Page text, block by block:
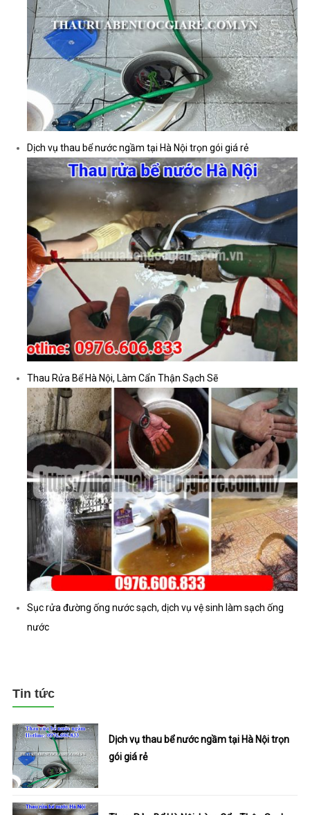
Dịch vụ thau bể nước ngầm tại Hà Nội trọn gói giá rẻ
Thau Rửa Bể Hà Nội, Làm Cẩn Thận Sạch Sẽ
Sục rửa đường ống nước sạch, dịch vụ vệ sinh làm sạch ống
nước
Tin tức
Dịch vụ thau bể nước ngầm tại Hà Nội trọn
gói giá rẻ